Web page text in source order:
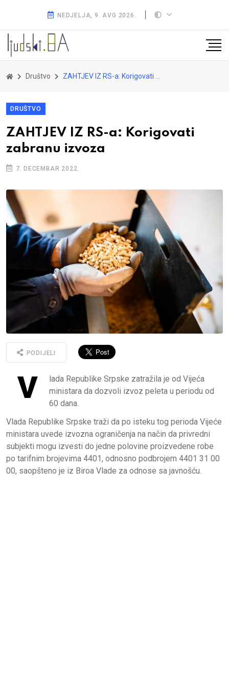
NEDJELJA, 9. AVG 2026.
Društvo ZAHTJEV IZ RS-a: Korigovati zabranu izvoza
DRUŠTVO
ZAHTJEV IZ RS-a: Korigovati
zabranu izvoza
7. DECEMBAR 2022.
PODIJELI
V
lada Republike Srpske zatražila je od Vijeća
ministara da dozvoli izvoz peleta u periodu od
60 dana.
Vlada Republike Srpske traži da po isteku tog perioda Vijeće
ministara uvede izvozna ograničenja na način da privredni
subjekti mogu izvesti do jedne polovine proizvedene robe
po tarifnim brojevima 4401, odnosno podbrojem 4401 31 00
00, saopšteno je iz Biroa Vlade za odnose sa javnošću.